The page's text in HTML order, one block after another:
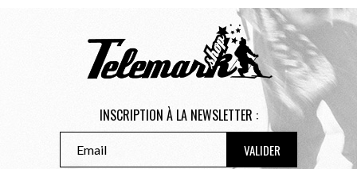
INSCRIPTION À LA NEWSLETTER :